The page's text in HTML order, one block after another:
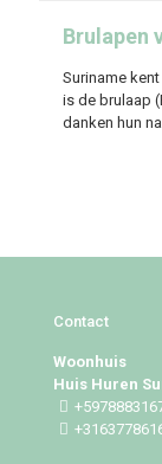
Brulapen
Suriname
is de brulaap
danken hun
Contact
Woonhuis
Huis Huren